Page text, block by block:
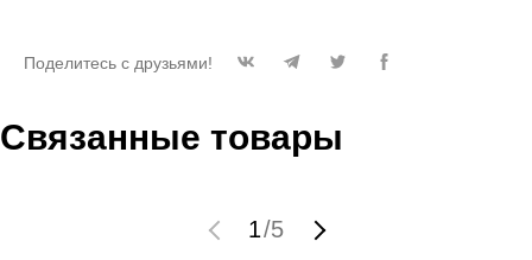
Поделитесь с друзьями!
Связанные товары
1/5